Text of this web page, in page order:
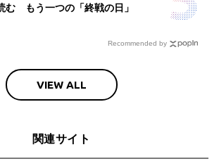
む もう一つの「終戦の日」
Recommended by
VIEW ALL
関連サイト